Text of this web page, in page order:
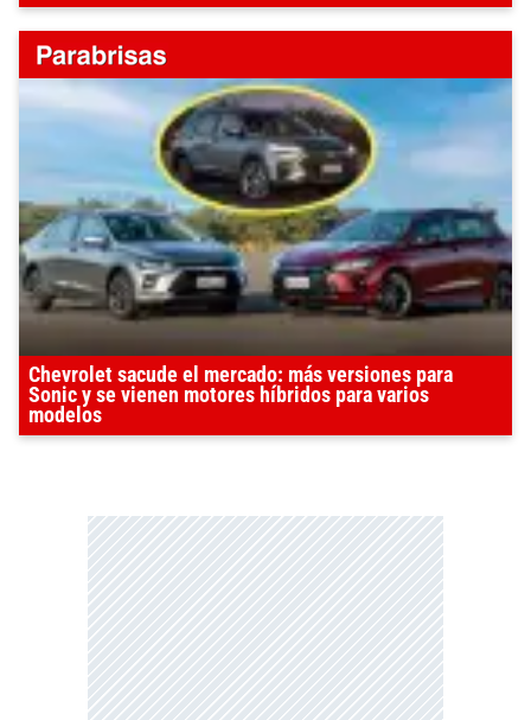
Chevrolet sacude el mercado: más versiones para
Sonic y se vienen motores híbridos para varios
modelos